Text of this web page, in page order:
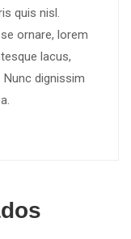
quis nisl.
ornare, lorem
lacus,
dignissim